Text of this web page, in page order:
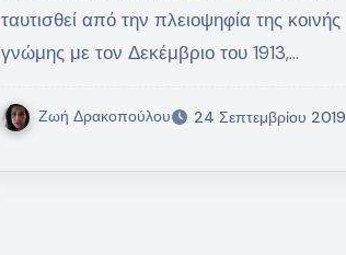
ταυτισθεί από την πλειοψηφία της κοινής
γνώμης με τον Δεκέμβριο του 1913,…
Ζωή Δρακοπούλου 24 Σεπτεμβρίου 2019